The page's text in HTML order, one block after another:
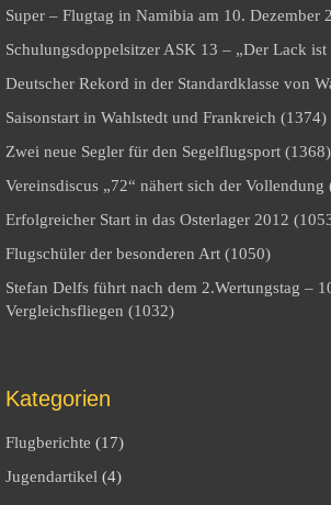
Super – Flugtag in Namibia am 10. Dezember
Schulungsdoppelsitzer ASK 13 – „Der Lack
Deutscher Rekord in der Standardklasse von
Saisonstart in Wahlstedt und Frankreich (1374)
Zwei neue Segler für den Segelflugsport (1368)
Vereinsdiscus „72“ nähert sich der Vollendung
Erfolgreicher Start in das Osterlager 2012
Flugschüler der besonderen Art (1050)
Stefan Delfs führt nach dem 2.Wertungstag –
Vergleichsfliegen (1032)
Kategorien
Flugberichte (17)
Jugendartikel (4)